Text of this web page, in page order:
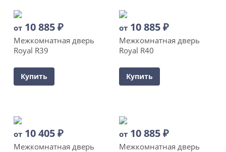
от 10 885₽
Межкомнатная дверь
Royal R39
Купить
от 10 885₽
Межкомнатная дверь
Royal R40
Купить
от 10 405₽
Межкомнатная дверь
от 10 885₽
Межкомнатная дверь